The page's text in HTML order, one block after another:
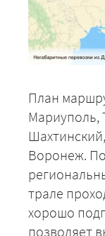
План
Мариуполь,
Воронеж.
трале
хорошо
позволяет